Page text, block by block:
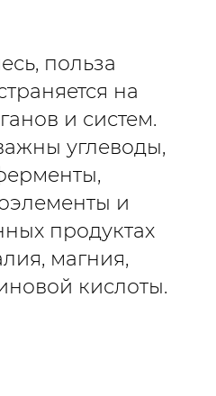
польза
на
и систем.
углеводы,
и
продуктах
магния,
кислоты.